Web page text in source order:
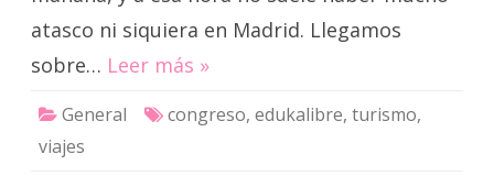
atasco ni siquiera en Madrid. Llegamos
sobre… Leer más »
General congreso, edukalibre, turismo,
viajes